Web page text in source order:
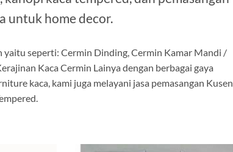
untuk home decor.
yaitu seperti: Cermin Dinding, Cermin Kamar Mandi /
Kaca Cermin Lainya dengan berbagai gaya
kaca, kami juga melayani jasa pemasangan Kusen